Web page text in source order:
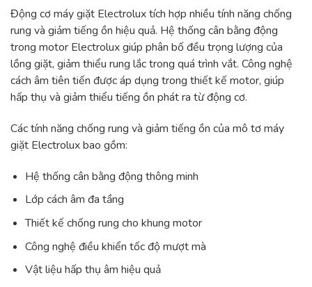
Động cơ máy giặt Electrolux tích hợp nhiều tính năng chống
rung và giảm tiếng ồn hiệu quả. Hệ thống cân bằng động
trong motor Electrolux giúp phân bố đều trọng lượng của
lồng giặt, giảm thiểu rung lắc trong quá trình vắt. Công nghệ
cách âm tiên tiến được áp dụng trong thiết kế motor, giúp
hấp thụ và giảm thiểu tiếng ồn phát ra từ động cơ.
Các tính năng chống rung và giảm tiếng ồn của mô tơ máy
giặt Electrolux bao gồm:
Hệ thống cân bằng động thông minh
Lớp cách âm đa tầng
Thiết kế chống rung cho khung motor
Công nghệ điều khiển tốc độ mượt mà
Vật liệu hấp thụ âm hiệu quả